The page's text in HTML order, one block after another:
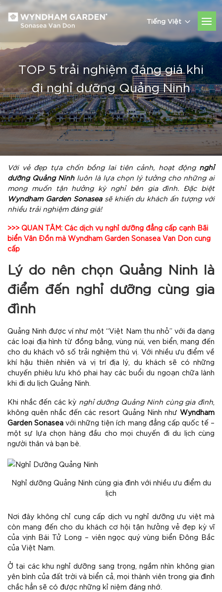
Tiếng Việt
TOP 5 trải nghiệm đáng giá khi
đi nghỉ dưỡng Quảng Ninh
Với vẻ đẹp tựa chốn bồng lai tiên cảnh, hoạt động nghỉ
dưỡng Quảng Ninhluôn là lựa chọn lý tưởng cho những ai
mong muốn tận hưởng kỳ nghỉ bên gia đình. Đặc biệt
Wyndham Garden Sonasea sẽ khiến du khách ấn tượng với
nhiều trải nghiệm đáng giá!
>>> QUAN TÂM: Các dịch vụ nghỉ dưỡng đẳng cấp cạnh Bãi
biển Vân Đồn mà Wyndham Garden Sonasea Van Don cung
cấp
Lý do nên chọn Quảng Ninh là
điểm đến nghỉ dưỡng cùng gia
đình
Quảng Ninh được ví như một “Việt Nam thu nhỏ” với đa dạng
các loại địa hình từ đồng bằng, vùng núi, ven biển, mang đến
cho du khách vô số trải nghiệm thú vị. Với nhiều ưu điểm về
khí hậu thiên nhiên và vị trí địa lý, du khách sẽ có những
chuyến phiêu lưu khó phai hay các buổi du ngoạn chữa lành
khi đi du lịch Quảng Ninh.
Khi nhắc đến các kỳ nghỉ dưỡng Quảng Ninhcùng gia đình
không quên nhắc đến các resort Quảng Ninh như Wyndham
Garden Sonasea với những tiện ích mang đẳng cấp quốc tế –
một sự lựa chọn hàng đầu cho mọi chuyến đi du lịch cùng
người thân và bạn bè.
Nghỉ dưỡng Quảng Ninh cùng gia đình với nhiều ưu điểm du
lịch
Nơi đây không chỉ cung cấp dịch vụ nghỉ dưỡng ưu việt mà
còn mang đến cho du khách cơ hội tận hưởng vẻ đẹp kỳ vĩ
của vịnh Bái Tử Long – viên ngọc quý vùng biển Đông Bắc
của Việt Nam.
Ở tại các khu nghỉ dưỡng sang trọng, ngắm nhìn không gian
yên bình của đất trời và biển cả, mọi thành viên trong gia đình
chắc hẳn sẽ có được những kỉ niệm đáng nhớ.